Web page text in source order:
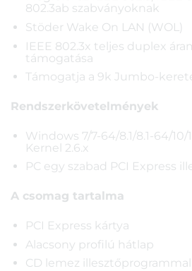
802.3ab szabványoknak
Stöder Wake On LAN (WOL)
IEEE 802.3x teljes duplex
támogatása
Támogatja a 9k Jumbo-
Rendszerkövetelmények
Windows 7/7-64/8.1/8.1-64/
Kernel 2.6.x
PC egy szabad PCI Express
A csomag tartalma
PCI Express kártya
Alacsony profilú hátlap
CD lemez illesztőprogrammal